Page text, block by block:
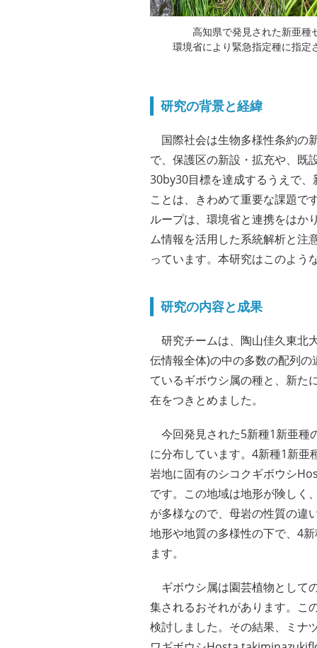
高知県で発見された新亜種
環境省により緊急指定種に指定
研究の背景と経緯
国際社会は生物多様性条約の
で、保護区の新設・拡充や、既
30by30目標を達成するうえで
ことは、きわめて重要な課題で
ループは、環境省と連携をはか
ム情報を活用した系統解析と注
っています。本研究はこのよう
研究の内容と成果
研究チームは、陶山佳久東北
伝情報全体)の中の多数の配列
ているギボウシ属の種と、新た
在をつきとめました。
今回発見された5新種1新亜種
に分布しています。4新種1新亜
岩地に固有のシコクギボウシ
です。この地域は地形が険しく
が多様なので、母岩の性質の違
地形や地質の多様性の下で、4
ます。
ギボウシ属は園芸植物として
集されるおそれがあります。こ
検討しました。その結果、ミ